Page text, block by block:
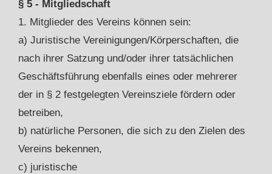
§ 5 - Mitgliedschaft
1. Mitglieder des Vereins können sein:
a) Juristische Vereinigungen/Körperschaften, die
nach ihrer Satzung und/oder ihrer tatsächlichen
Geschäftsführung ebenfalls eines oder mehrerer
der in § 2 festgelegten Vereinsziele fördern oder
betreiben,
b) natürliche Personen, die sich zu den Zielen des
Vereins bekennen,
c) juristische